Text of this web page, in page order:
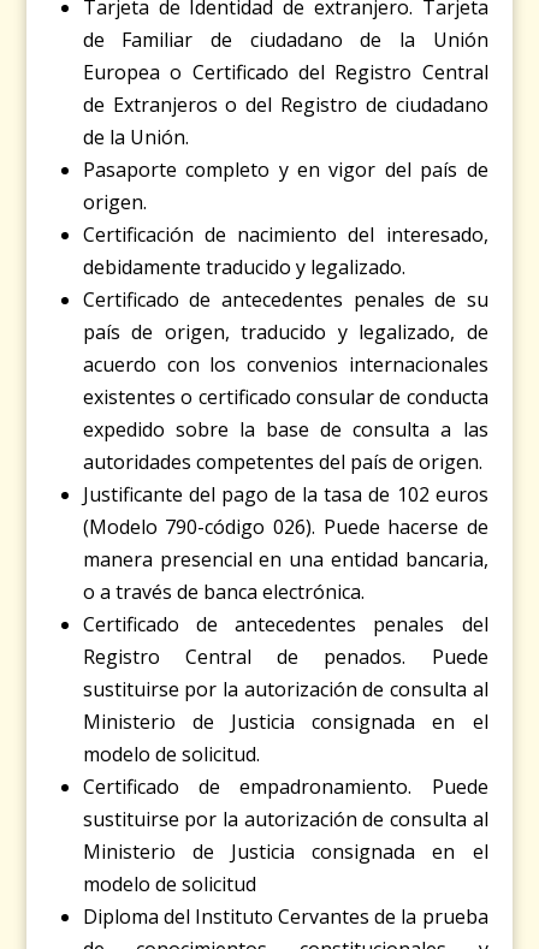
Tarjeta de Identidad de extranjero. Tarjeta
de Familiar de ciudadano de la Unión
Europea o Certificado del Registro Central
de Extranjeros o del Registro de ciudadano
de la Unión.
Pasaporte completo y en vigor del país de
origen.
Certificación de nacimiento del interesado,
debidamente traducido y legalizado.
Certificado de antecedentes penales de su
país de origen, traducido y legalizado, de
acuerdo con los convenios internacionales
existentes o certificado consular de conducta
expedido sobre la base de consulta a las
autoridades competentes del país de origen.
Justificante del pago de la tasa de 102 euros
(Modelo 790-código 026). Puede hacerse de
manera presencial en una entidad bancaria,
o a través de banca electrónica.
Certificado de antecedentes penales del
Registro Central de penados. Puede
sustituirse por la autorización de consulta al
Ministerio de Justicia consignada en el
modelo de solicitud.
Certificado de empadronamiento. Puede
sustituirse por la autorización de consulta al
Ministerio de Justicia consignada en el
modelo de solicitud
Diploma del Instituto Cervantes de la prueba